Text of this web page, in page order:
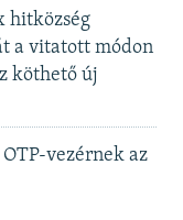
hitközség
a vitatott módon
köthető új
vezérnek az